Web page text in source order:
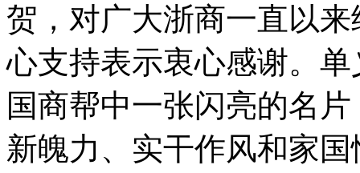
贺，对广大浙商一直以
心支持表示衷心感谢。
国商帮中一张闪亮的名
新魄力、实干作风和家